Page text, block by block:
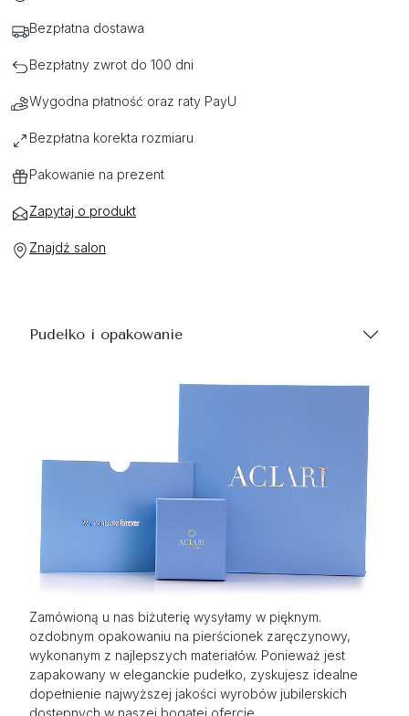
Bezpłatna dostawa
Bezpłatny zwrot do 100 dni
Wygodna płatność oraz raty PayU
Bezpłatna korekta rozmiaru
Pakowanie na prezent
Zapytaj o produkt
Znajdź salon
Pudełko i opakowanie
Zamówioną u nas biżuterię wysyłamy w pięknym.
ozdobnym opakowaniu na pierścionek zaręczynowy,
wykonanym z najlepszych materiałów. Ponieważ jest
zapakowany w eleganckie pudełko, zyskujesz idealne
dopełnienie najwyższej jakości wyrobów jubilerskich
dostępnych w naszej bogatej ofercie.